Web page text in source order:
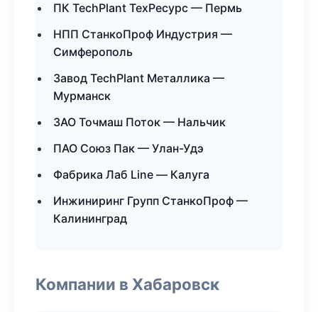
ПК TechPlant ТехРесурс — Пермь
НПП СтанкоПроф Индустрия —
Симферополь
Завод TechPlant Металлика —
Мурманск
ЗАО Точмаш Поток — Нальчик
ПАО Союз Пак — Улан-Удэ
Фабрика Лаб Line — Калуга
Инжиниринг Групп СтанкоПроф —
Калининград
Компании в Хабаровск